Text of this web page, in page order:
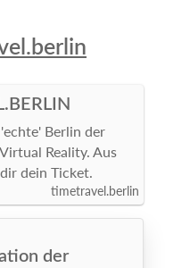
Berlin der
Reality. Aus
dein Ticket.
timetravel.berlin
der